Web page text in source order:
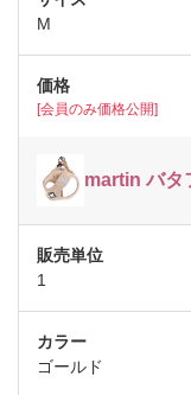
M
[会員のみ価格公開]
martin バタ
1
ゴールド